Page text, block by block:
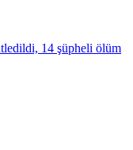
14 şüpheli ölüm